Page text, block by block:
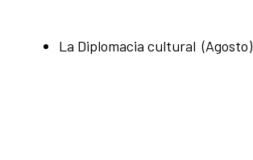
La Diplomacia cultural (Agosto)